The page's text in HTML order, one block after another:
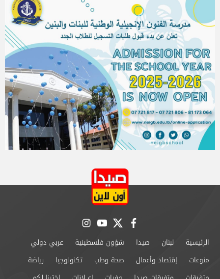
facebook
twitter
youtube
instagram
الرئيسية لبنان صيدا شؤون فلسطينية
عربي دولي
منوعات
إقتصاد وأعمال صحة وطب تكنولوجيا
رياضة